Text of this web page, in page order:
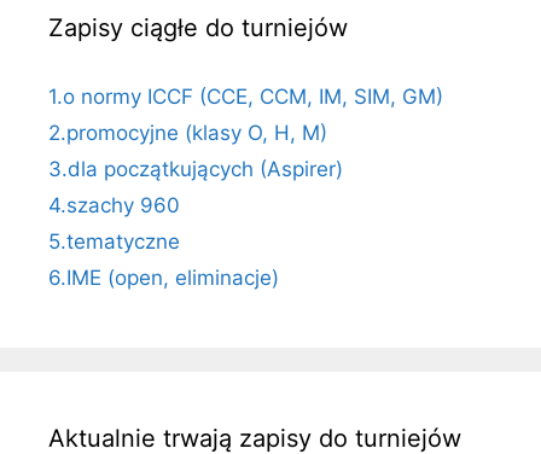
Zapisy ciągłe do turniejów
1.o normy ICCF (CCE, CCM, IM, SIM, GM)
2.promocyjne (klasy O, H, M)
3.dla początkujących (Aspirer)
4.szachy 960
5.tematyczne
6.IME (open, eliminacje)
Aktualnie trwają zapisy do turniejów